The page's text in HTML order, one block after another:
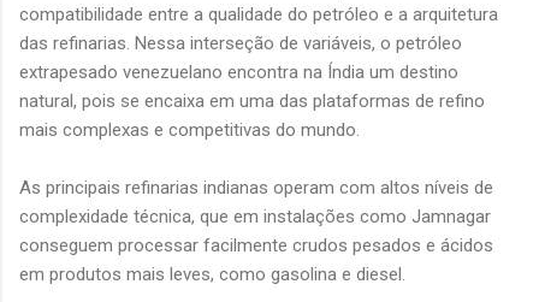
compatibilidade entre a qualidade do petróleo e a arquitetura
das refinarias. Nessa interseção de variáveis, o petróleo
extrapesado venezuelano encontra na Índia um destino
natural, pois se encaixa em uma das plataformas de refino
mais complexas e competitivas do mundo.
As principais refinarias indianas operam com altos níveis de
complexidade técnica, que em instalações como Jamnagar
conseguem processar facilmente crudos pesados e ácidos
em produtos mais leves, como gasolina e diesel.